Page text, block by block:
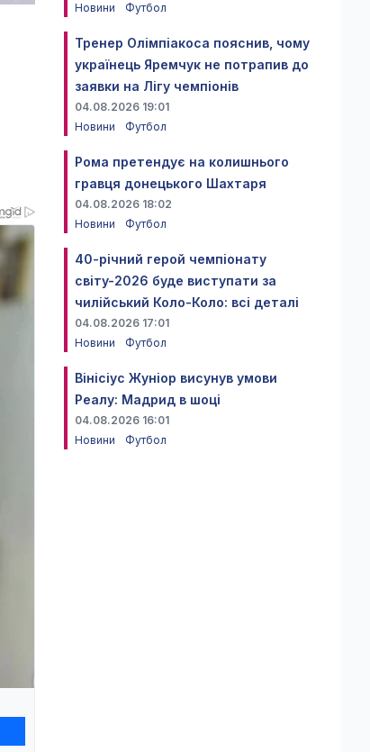
Новини
Футбол
Тренер Олімпіакоса пояснив, чому
українець Яремчук не потрапив до
заявки на Лігу чемпіонів
04.08.2026 19:01
Новини
Футбол
Рома претендує на колишнього
гравця донецького Шахтаря
04.08.2026 18:02
Новини
Футбол
40-річний герой чемпіонату
світу-2026 буде виступати за
чилійський Коло-Коло: всі деталі
04.08.2026 17:01
Новини
Футбол
Вінісіус Жуніор висунув умови
Реалу: Мадрид в шоці
04.08.2026 16:01
Новини
Футбол